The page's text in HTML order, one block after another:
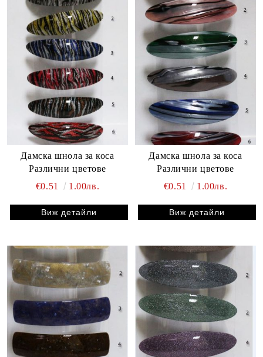
Дамска шнола за коса
Различни цветове
€0.51
1.00лв.
Виж детайли
Дамска шнола за коса
Различни цветове
€0.51
1.00лв.
Виж детайли